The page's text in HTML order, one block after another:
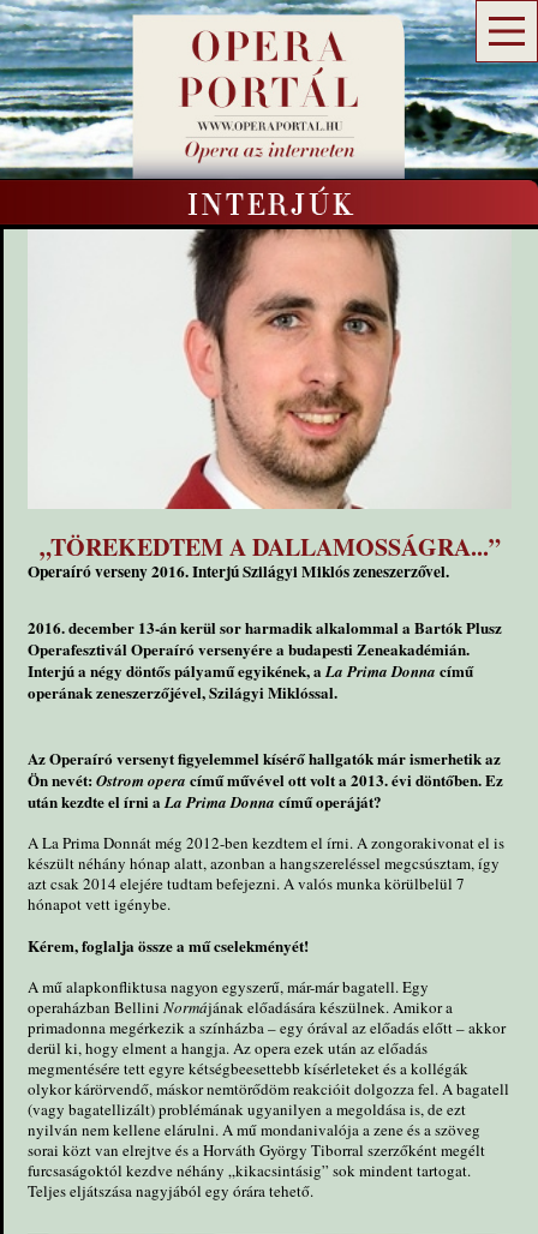
„TÖREKEDTEM A DALLAMOSSÁGRA...”
Operaíró verseny 2016. Interjú Szilágyi Miklós zeneszerzővel.
2016. december 13-án kerül sor harmadik alkalommal a Bartók Plusz
Operafesztivál Operaíró versenyére a budapesti Zeneakadémián.
Interjú a négy döntős pályamű egyikének, aLa Prima Donna című
operának zeneszerzőjével, Szilágyi Miklóssal.
Az Operaíró versenyt figyelemmel kísérő hallgatók már ismerhetik az
Ön nevét: Ostrom opera című művével ott volt a 2013. évi döntőben. Ez
után kezdte el írni aLa Prima Donna című operáját?
A La Prima Donnát még 2012-ben kezdtem el írni. A zongorakivonat el is
készült néhány hónap alatt, azonban a hangszereléssel megcsúsztam, így
azt csak 2014 elejére tudtam befejezni. A valós munka körülbelül 7
hónapot vett igénybe.
Kérem, foglalja össze a mű cselekményét!
A mű alapkonfliktusa nagyon egyszerű, már-már bagatell. Egy
operaházban Bellini Normájának előadására készülnek. Amikor a
primadonna megérkezik a színházba – egy órával az előadás előtt – akkor
derül ki, hogy elment a hangja. Az opera ezek után az előadás
megmentésére tett egyre kétségbeesettebb kísérleteket és a kollégák
olykor kárörvendő, máskor nemtörődöm reakcióit dolgozza fel. A bagatell
(vagy bagatellizált) problémának ugyanilyen a megoldása is, de ezt
nyilván nem kellene elárulni. A mű mondanivalója a zene és a szöveg
sorai közt van elrejtve és a Horváth György Tiborral szerzőként megélt
furcsaságoktól kezdve néhány „kikacsintásig” sok mindent tartogat.
Teljes eljátszása nagyjából egy órára tehető.